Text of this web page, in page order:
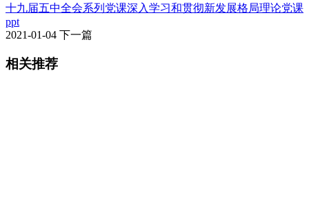
十九届五中全会系列党课深入学习和贯彻新发展格局理论党课
ppt
2021-01-04 下一篇
相关推荐